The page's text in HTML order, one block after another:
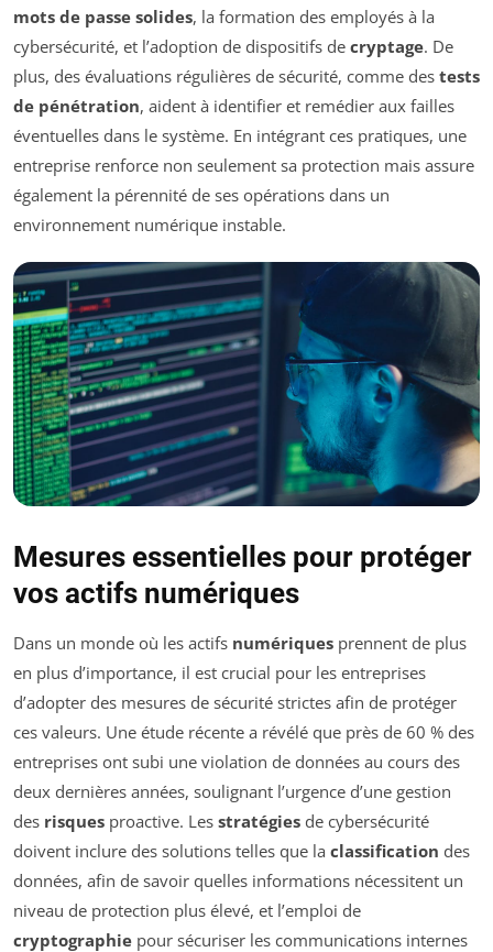
mots de passe solides, la formation des employés à la
cybersécurité, et l’adoption de dispositifs de cryptage. De
plus, des évaluations régulières de sécurité, comme des tests
de pénétration, aident à identifier et remédier aux failles
éventuelles dans le système. En intégrant ces pratiques, une
entreprise renforce non seulement sa protection mais assure
également la pérennité de ses opérations dans un
environnement numérique instable.
Mesures essentielles pour protéger
vos actifs numériques
Dans un monde où les actifs numériques prennent de plus
en plus d’importance, il est crucial pour les entreprises
d’adopter des mesures de sécurité strictes afin de protéger
ces valeurs. Une étude récente a révélé que près de 60 % des
entreprises ont subi une violation de données au cours des
deux dernières années, soulignant l’urgence d’une gestion
des risques proactive. Les stratégies de cybersécurité
doivent inclure des solutions telles que la classification des
données, afin de savoir quelles informations nécessitent un
niveau de protection plus élevé, et l’emploi de
cryptographie pour sécuriser les communications internes